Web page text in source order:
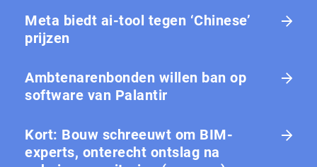
Meta biedt ai-tool tegen ‘Chinese’
prijzen
Ambtenarenbonden willen ban op
software van Palantir
Kort: Bouw schreeuwt om BIM-
experts, onterecht ontslag na